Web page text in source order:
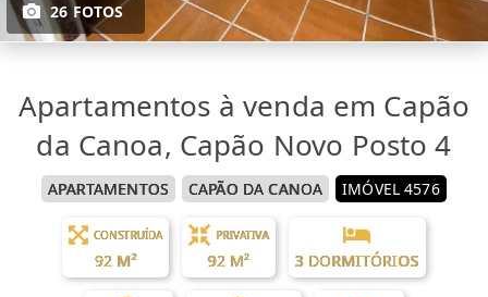
26 FOTOS
Apartamentos à venda em Capão
da Canoa, Capão Novo Posto 4
APARTAMENTOS CAPÃO DA CANOA IMÓVEL 4576
CONSTRUÍDA
92 M²
PRIVATIVA
92 M² 3 DORMITÓRIOS